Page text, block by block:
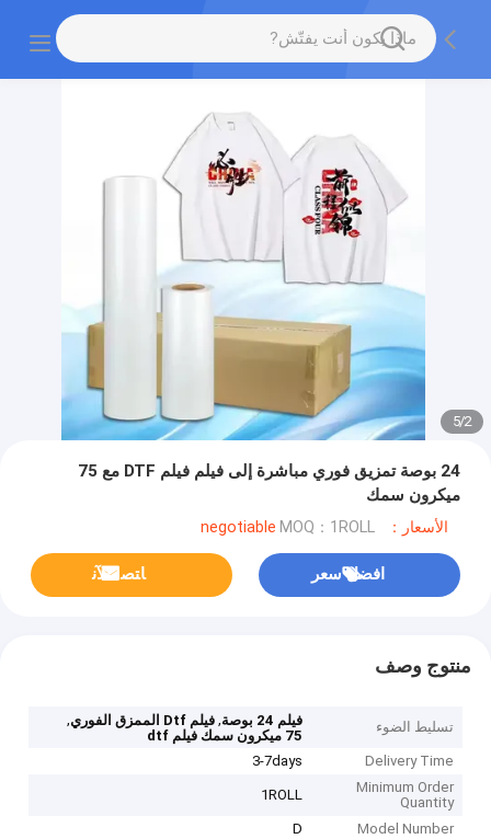
2
/
5
24 بوصة تمزيق فوري مباشرة إلى فيلم فيلم DTF مع 75
ميكرون سمك
الأسعار：negotiable MOQ：1ROLL
افضل سعر ﺎﺘﺼﻟ ﺍﻶﻧ
منتوج وصف
تسليط الضوء فيلم 24 بوصة ,فيلم Dtf الممزق الفوري
,
75 ميكرون سمك فيلم dtf
Delivery Time
3-7days
Minimum Order
Quantity
1ROLL
Model Number
D